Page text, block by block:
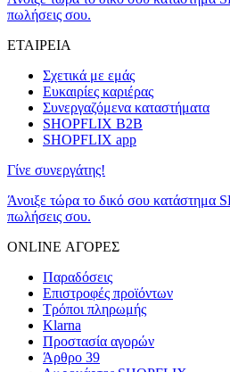
πωλήσεις σου.
ΕΤΑΙΡΕΙΑ
Σχετικά με εμάς
Ευκαιρίες καριέρας
Συνεργαζόμενα καταστήματα
SHOPFLIX B2B
SHOPFLIX app
Γίνε συνεργάτης!
Άνοιξε τώρα το δικό σου κατάστημα
πωλήσεις σου.
ONLINE ΑΓΟΡΕΣ
Παραδόσεις
Επιστροφές προϊόντων
Τρόποι πληρωμής
Klarna
Προστασία αγορών
Άρθρο 39